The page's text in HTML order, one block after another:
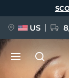
US